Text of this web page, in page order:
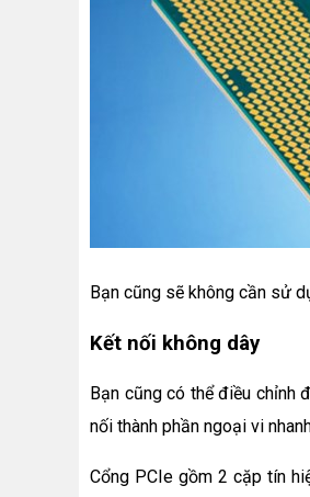
Bạn cũng sẽ không cần sử
Kết nối không dây
Bạn cũng có thể điều chỉnh
nối thành phần ngoại vi
Cổng PCIe gồm 2 cặp tín